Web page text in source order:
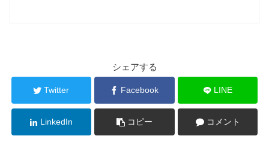
シェアする
Twitter Facebook LINE
LinkedIn コピー コメント